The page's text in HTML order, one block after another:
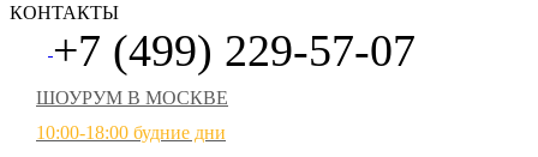
КОНТАКТЫ
+7 (499) 229-57-07
ШОУРУМ В МОСКВЕ
10:00-18:00 будние дни